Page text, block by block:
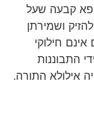
קבעה שעל
ושמירתן
חילוקי
התבוננות
אילולא התורה.